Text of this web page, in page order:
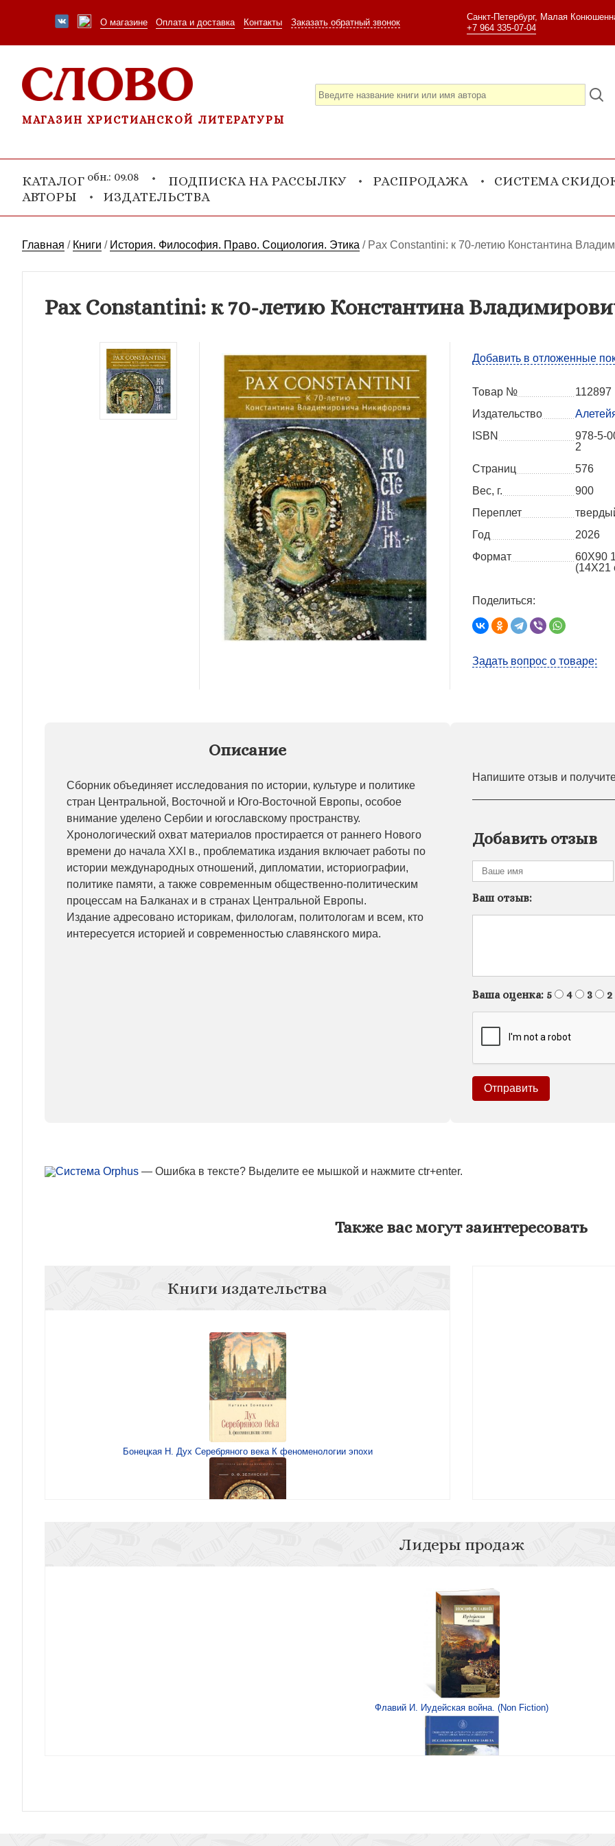
О магазине Оплата и доставка Контакты Заказать обратный звонок
Санкт-Петербург, Малая
+7 964 335-07-04
МАГАЗИН ХРИСТИАНСКОЙ ЛИТЕРАТУРЫ
КАТАЛОГ обн.: 09.08 ПОДПИСКА НА РАССЫЛКУ РАСПРОДАЖА
СИСТЕМА
АВТОРЫ
ИЗДАТЕЛЬСТВА
Главная / Книги / История. Философия. Право. Социология. Этика / Pax Constantini: к 70-летию Константина
Pax Constantini: к 70-летию Константина
Добавить в отложенные
Товар №
112897
Издательство
ISBN
978-5-
2
Страниц
576
Вес, г.
900
Переплет
Год
2026
Формат
60X90
(14Х21
Поделиться:
Задать вопрос о товаре:
Описание
Сборник объединяет исследования по истории, культуре и политике
стран Центральной, Восточной и Юго-Восточной Европы, особое
внимание уделено Сербии и югославскому пространству.
Хронологический охват материалов простирается от раннего Нового
времени до начала XXI в., проблематика издания включает работы по
истории международных отношений, дипломатии, историографии,
политике памяти, а также современным общественно-политическим
процессам на Балканах и в странах Центральной Европы.
Издание адресовано историкам, филологам, политологам и всем, кто
интересуется историей и современностью славянского мира.
Напишите отзыв и
Добавить отзыв
Ваш отзыв:
Ваша оценка: 5 4 3 2
— Ошибка в тексте? Выделите ее мышкой и нажмите ctr+enter.
Также вас могут заинтересовать
Книги издательства
Бонецкая Н. Дух Серебряного века К феноменологии эпохи
Лидеры продаж
Флавий И. Иудейская война. (Non Fiction)
Книга Иисуса Навина